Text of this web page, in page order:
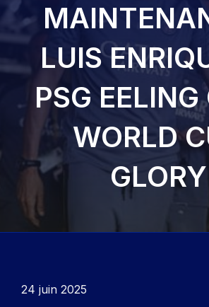
LUIS
PSG
WORLD
GLORY
24 juin 2025